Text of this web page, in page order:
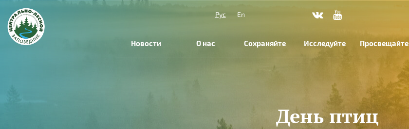
Рус
En
Новости О нас Сохраняйте Исследуйте Просвещайте
День птиц